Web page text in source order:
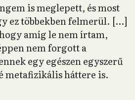
is meglepett, és most
ez többekben felmerül. […]
amíg le nem írtam,
nem forgott a
egy egészen egyszerű
metafizikális háttere is.